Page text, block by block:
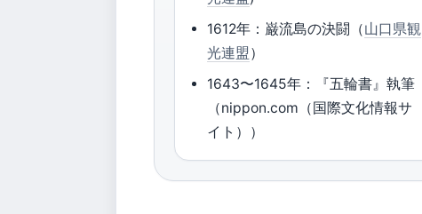
1612年：巌流島の決闘（山口県観
光連盟 ）
1643〜1645年：『五輪書』執筆
（nippon.com（国際文化情報サ
イト））